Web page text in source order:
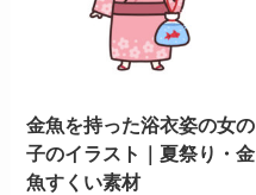
金魚を持った浴衣姿の女の
子のイラスト｜夏祭り・金
魚すくい素材